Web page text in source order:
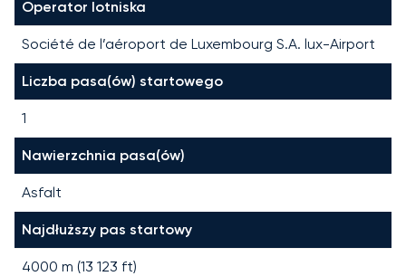
Operator lotniska
Société de l’aéroport de Luxembourg S.A. lux-Airport
Liczba pasa(ów) startowego
1
Nawierzchnia pasa(ów)
Asfalt
Najdłuższy pas startowy
4000 m (13 123 ft)